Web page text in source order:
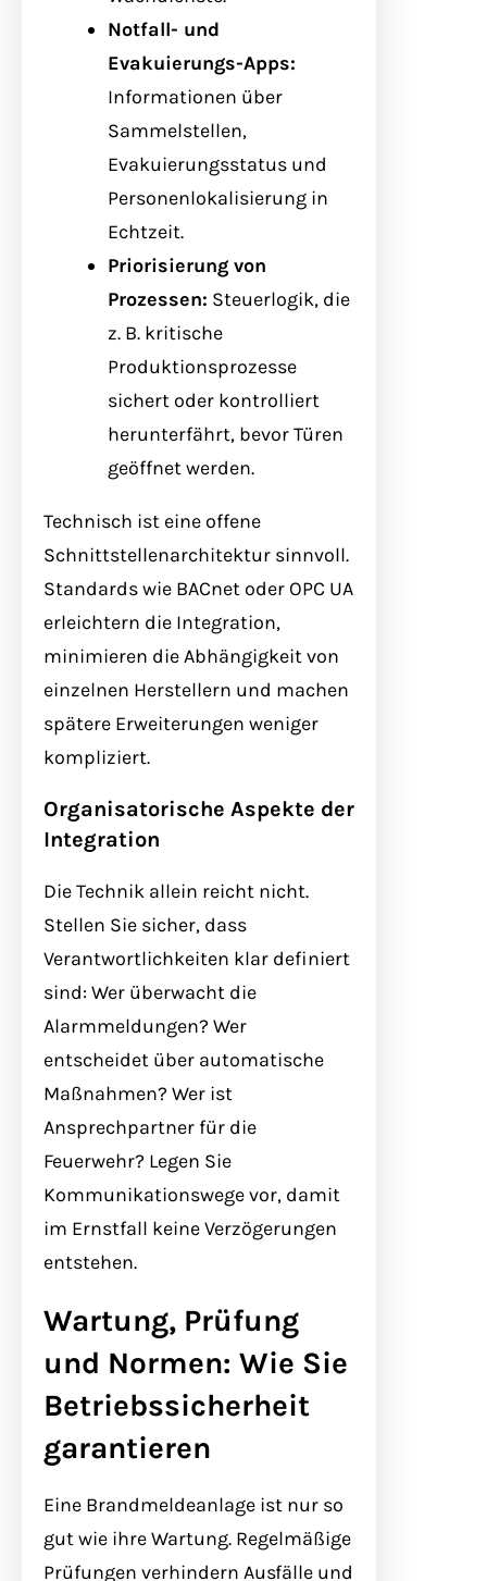
Notfall- und
Evakuierungs-Apps:
Informationen über
Sammelstellen,
Evakuierungsstatus und
Personenlokalisierung in
Echtzeit.
Priorisierung von
Prozessen: Steuerlogik, die
z. B. kritische
Produktionsprozesse
sichert oder kontrolliert
herunterfährt, bevor Türen
geöffnet werden.
Technisch ist eine offene
Schnittstellenarchitektur sinnvoll.
Standards wie BACnet oder OPC UA
erleichtern die Integration,
minimieren die Abhängigkeit von
einzelnen Herstellern und machen
spätere Erweiterungen weniger
kompliziert.
Organisatorische Aspekte der
Integration
Die Technik allein reicht nicht.
Stellen Sie sicher, dass
Verantwortlichkeiten klar definiert
sind: Wer überwacht die
Alarmmeldungen? Wer
entscheidet über automatische
Maßnahmen? Wer ist
Ansprechpartner für die
Feuerwehr? Legen Sie
Kommunikationswege vor, damit
im Ernstfall keine Verzögerungen
entstehen.
Wartung, Prüfung
und Normen: Wie Sie
Betriebssicherheit
garantieren
Eine Brandmeldeanlage ist nur so
gut wie ihre Wartung. Regelmäßige
Prüfungen verhindern Ausfälle und